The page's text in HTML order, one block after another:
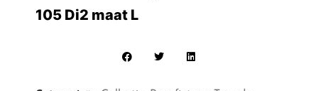
105 Di2 maat L